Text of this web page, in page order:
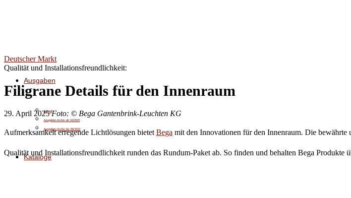
Ausgaben
Aktuell
Ausgaben-Archiv ab 10/2022
Ausgaben-Archiv bis 09/2022
Kataloge
Deutscher Markt
Qualität und Installationsfreundlichkeit:
Filigrane Details für den Innenraum
29. April 2025 Foto: © Bega Gantenbrink-Leuchten KG
Aufmerksamkeit erregende Lichtlösungen bietet Bega mit den Innovationen für den Innenraum. Die bewährte
Qualität und Installationsfreundlichkeit runden das Rundum-Paket ab. So finden und behalten Bega Produkte